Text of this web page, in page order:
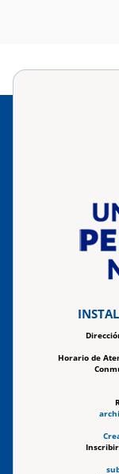
Horario de